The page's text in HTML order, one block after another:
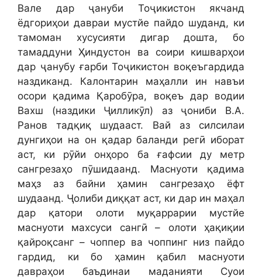
Вале дар ҷануби Тоҷикистон якчанд
ёдгориҳои давраи мустйе пайдо шуданд, ки
тамоман хусусияти дигар дошта, бо
тамаддуни Ҳиндустон ва соири кишварҳои
дар ҷанубу ғарби Тоҷикистон воқеъгардида
наздиканд. Калонтарин маҳалли ин навъи
осори қадима Қаробӯра, воқеъ дар водии
Вахш (наздики Ҷилликӯл) аз ҷониби В.А.
Ранов тадқиқ шудааст. Вай аз силсилаи
дунгиҳои на он қадар баланди регӣ иборат
аст, ки рӯйи онҳоро ба ғафсии ду метр
сангрезаҳо пӯшидаанд. Маснуоти қадима
маҳз аз байни ҳамин сангрезаҳо ёфт
шудаанд. Ҷолиби диққат аст, ки дар ин маҳал
дар қатори олоти муқаррарии мустйе
маснуоти махсуси сангӣ – олоти ҳақиқии
қайроқсанг – чоппер ва чоппинг низ пайдо
гардид, ки бо ҳамин қабил маснуоти
давраҳои баъдинаи маданияти Суои